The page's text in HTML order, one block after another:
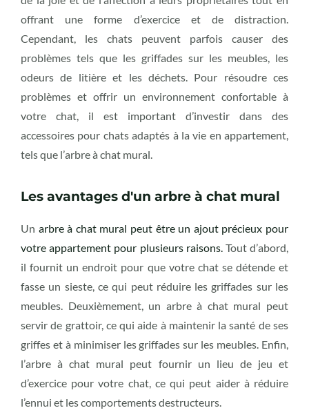
offrant une forme d’exercice et de distraction.
Cependant, les chats peuvent parfois causer des
problèmes tels que les griffades sur les meubles, les
odeurs de litière et les déchets. Pour résoudre ces
problèmes et offrir un environnement confortable à
votre chat, il est important d’investir dans des
accessoires pour chats adaptés à la vie en appartement,
tels que l’arbre à chat mural.
Les avantages d'un arbre à chat mural
Un arbre à chat mural peut être un ajout précieux pour
votre appartement pour plusieurs raisons.Tout d’abord,
il fournit un endroit pour que votre chat se détende et
fasse un sieste, ce qui peut réduire les griffades sur les
meubles. Deuxièmement, un arbre à chat mural peut
servir de grattoir, ce qui aide à maintenir la santé de ses
griffes et à minimiser les griffades sur les meubles. Enfin,
l’arbre à chat mural peut fournir un lieu de jeu et
d’exercice pour votre chat, ce qui peut aider à réduire
l’ennui et les comportements destructeurs.